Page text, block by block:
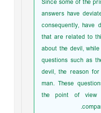
Since some of the
answers have
consequently,
that are related to
about the devil,
questions such as
devil, the reason
man. These
the point of